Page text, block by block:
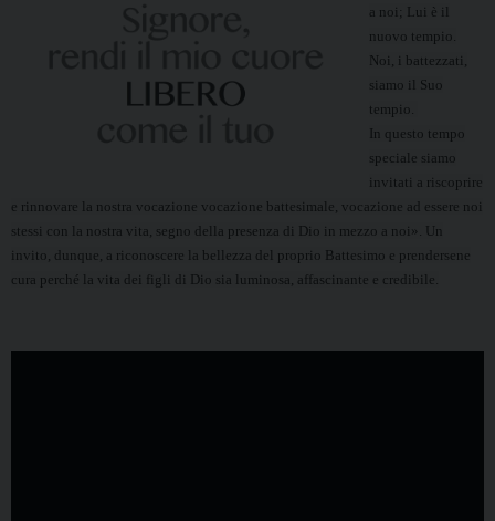
a noi; Lui è il
nuovo tempio.
Noi, i battezzati,
siamo il Suo
tempio.
In questo tempo
speciale siamo
invitati a riscoprire
e rinnovare la nostra vocazione vocazione battesimale, vocazione ad essere noi
stessi con la nostra vita, segno della presenza di Dio in mezzo a noi». Un
invito, dunque, a riconoscere la bellezza del proprio Battesimo e prendersene
cura perché la vita dei figli di Dio sia luminosa, affascinante e credibile.